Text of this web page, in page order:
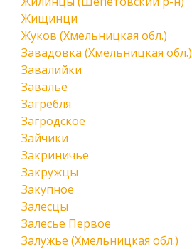
Жищинци
Жуков (Хмельницкая обл.)
Завадовка (Хмельницкая обл.)
Завалийки
Завалье
Загребля
Загродское
Зайчики
Закриничье
Закружцы
Закупное
Залесцы
Залесье Первое
Залужье (Хмельницкая обл.)